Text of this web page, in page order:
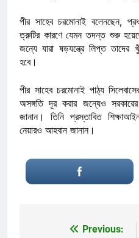
পীর সাহেব চরমোনাই বলেনছেন,
ত্রুটির কারণে যেমন তদন্ত শুরু
জন্যে যারা ষড়যন্ত্রে লিপ্ত
হবে।
পীর সাহেব চরমোনাই পাঠ্য
অসঙ্গতি দূর করার জন্যেও সরকারের
জানান। তিনি প্রস্তাবিত
নেয়ারও আহবান জানান।
Previous: